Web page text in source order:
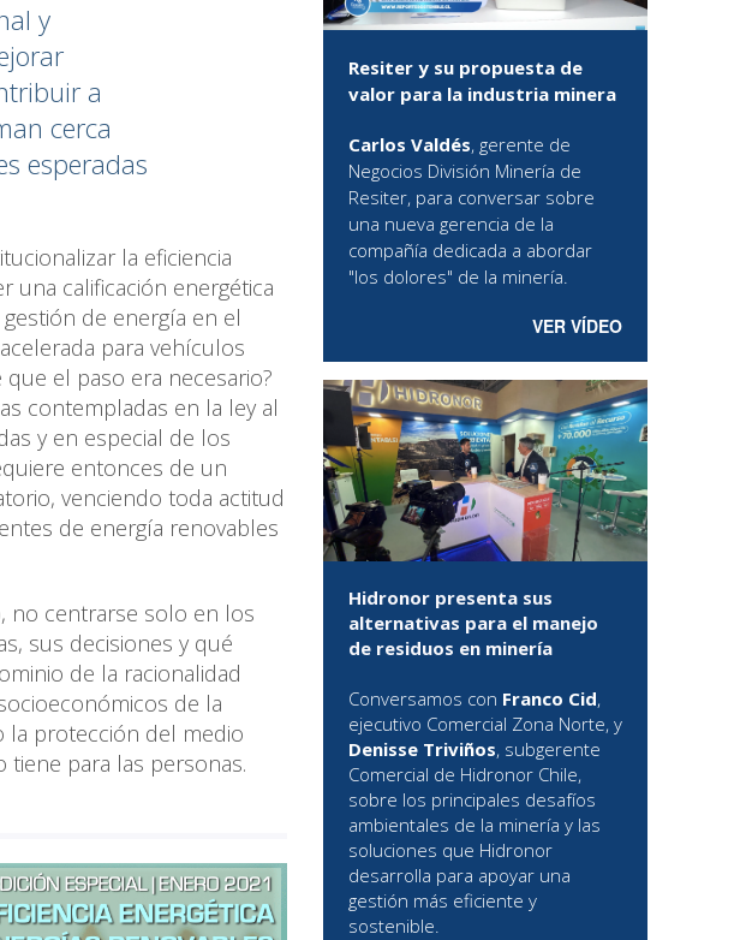
y
a
cerca
esperadas
la eficiencia
una calificación energética
de energía en el
para vehículos
el paso era necesario?
contempladas en la ley al
y en especial de los
entonces de un
venciendo toda actitud
de energía renovables
no centrarse solo en los
sus decisiones y qué
de la racionalidad
de la
la protección del medio
tiene para las personas.
Resiter y su propuesta de
valor para la industria minera
Carlos Valdés, gerente de
Negocios División Minería de
Resiter, para conversar sobre
una nueva gerencia de la
compañía dedicada a abordar
"los dolores" de la minería.
VER VÍDEO
Hidronor presenta sus
alternativas para el manejo
de residuos en minería
Conversamos con Franco Cid,
ejecutivo Comercial Zona Norte, y
Denisse Triviños, subgerente
Comercial de Hidronor Chile,
sobre los principales desafíos
ambientales de la minería y las
soluciones que Hidronor
desarrolla para apoyar una
gestión más eficiente y
sostenible.